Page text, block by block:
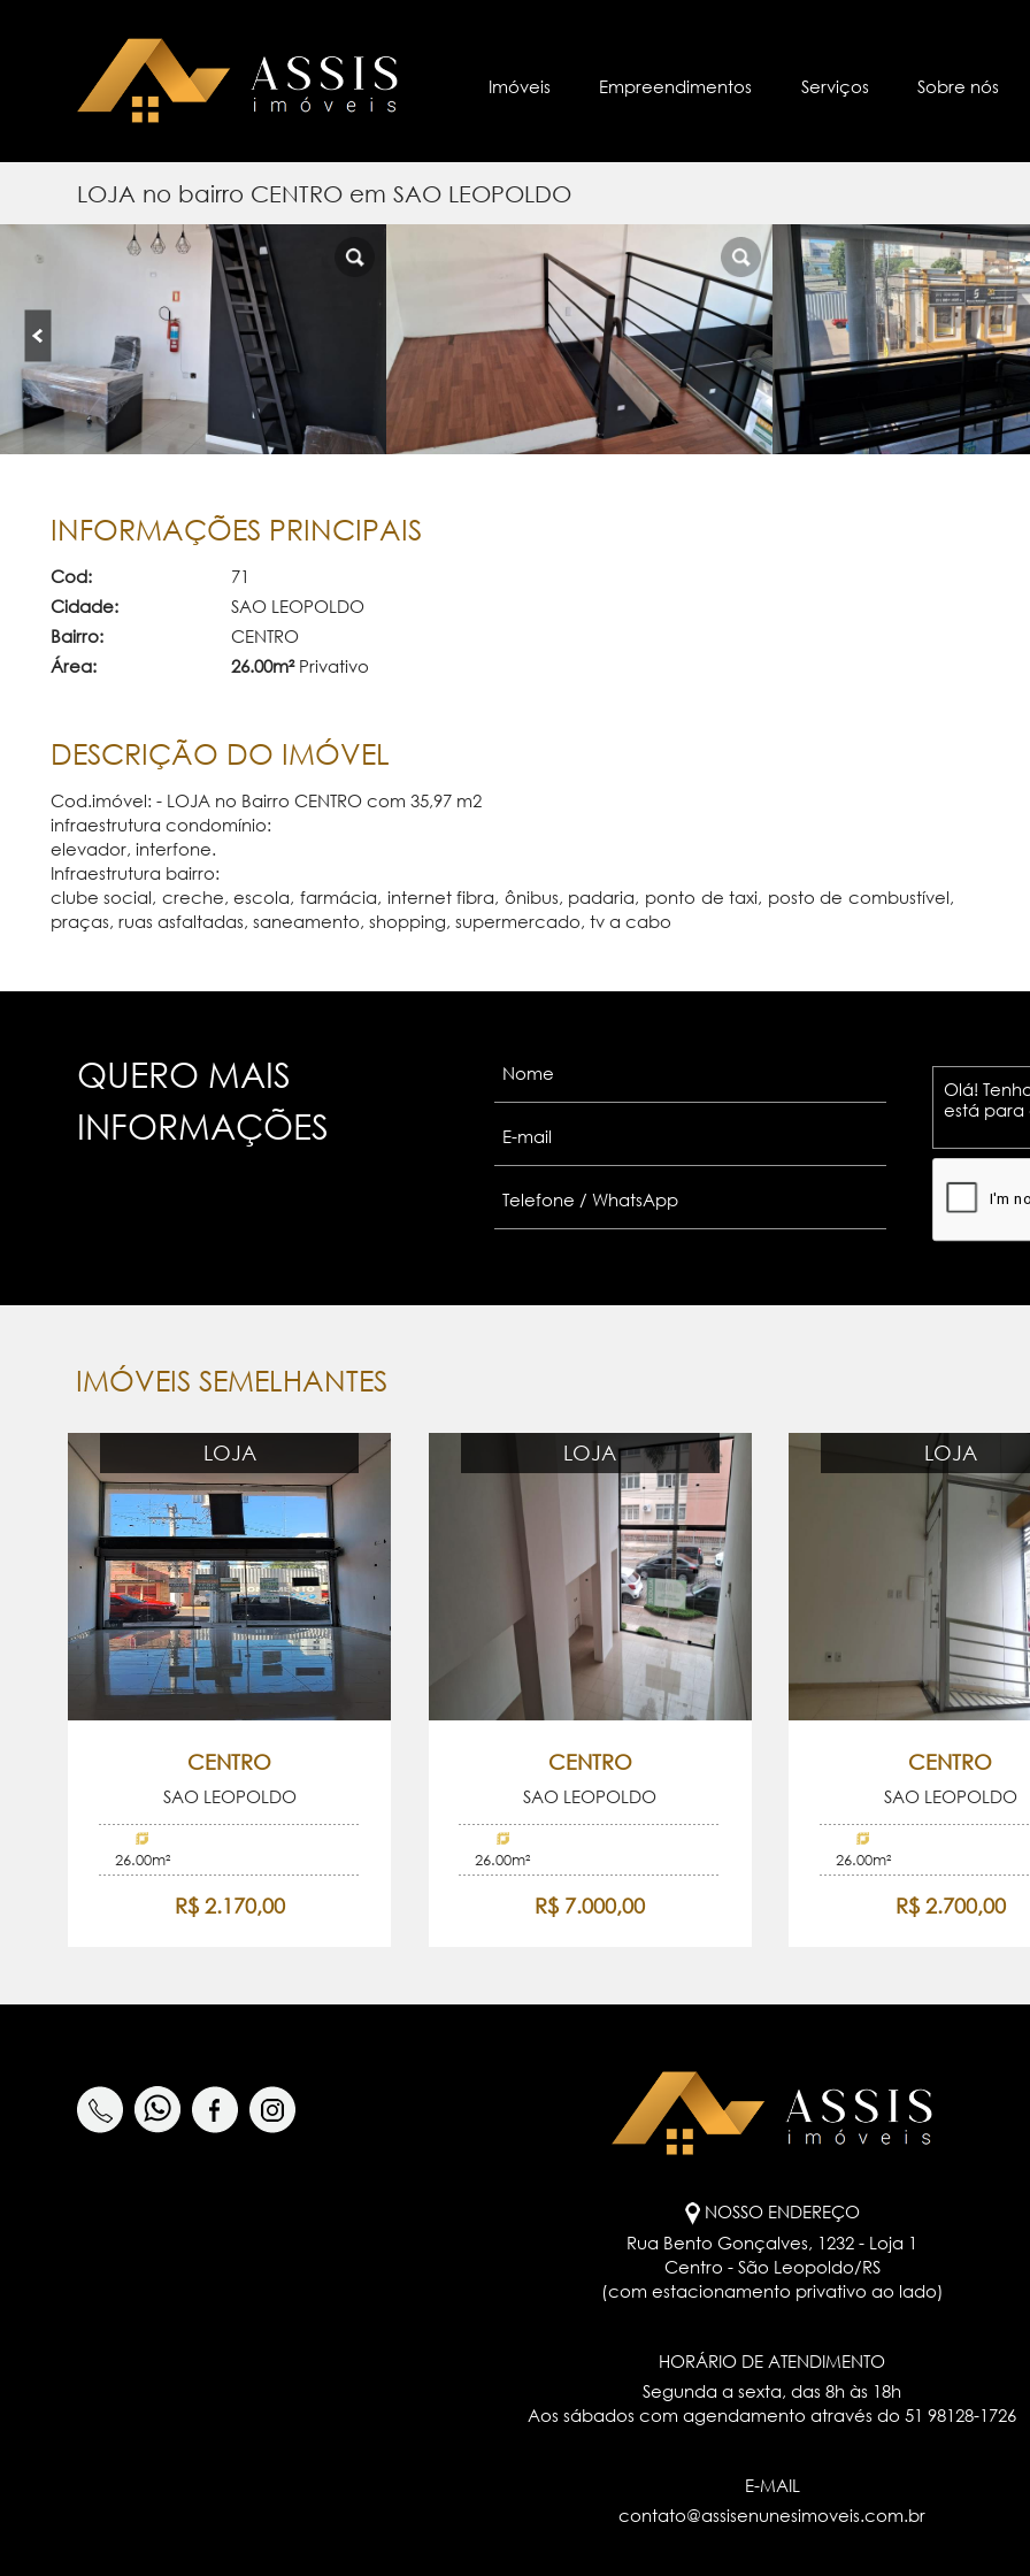
Imóveis Empreendimentos Serviços Sobre nós
LOJA no bairro CENTRO em SAO LEOPOLDO
INFORMAÇÕES PRINCIPAIS
Cod:
71
Cidade:
SAO LEOPOLDO
Bairro:
CENTRO
Área:
26.00m²Privativo
DESCRIÇÃO DO IMÓVEL
Cod.imóvel: - LOJA no Bairro CENTRO com 35,97 m2
infraestrutura condomínio:
elevador, interfone.
Infraestrutura bairro:
clube social, creche, escola, farmácia, internet fibra, ônibus, padaria, ponto de taxi, posto de combustível,
praças, ruas asfaltadas, saneamento, shopping, supermercado, tv a cabo
QUERO MAIS
INFORMAÇÕES
IMÓVEIS SEMELHANTES
LOJA
CENTRO
SAO LEOPOLDO
26.00m²
R$ 2.170,00
LOJA
CENTRO
SAO LEOPOLDO
26.00m²
R$ 7.000,00
LOJA
CENTRO
SAO LEOPOLDO
26.00m²
R$ 2.700,00
NOSSO ENDEREÇO
Rua Bento Gonçalves, 1232 - Loja 1
Centro - São Leopoldo/RS
(com estacionamento privativo ao lado)
HORÁRIO DE ATENDIMENTO
Segunda a sexta, das 8h às 18h
Aos sábados com agendamento através do51 98128-1726
E-MAIL
contato@assisenunesimoveis.com.br